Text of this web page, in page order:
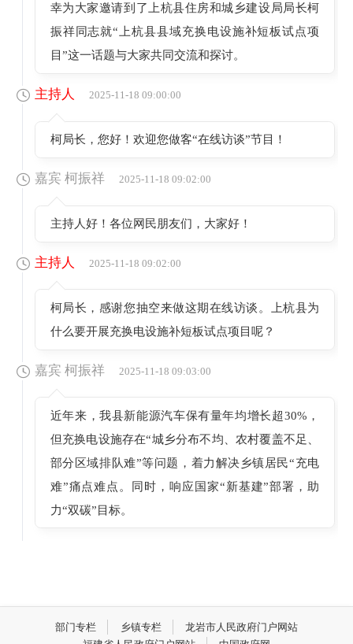
幸为大家邀请到了上杭县住房和城乡建设局局长柯
振祥同志就“上杭县县域充换电设施补短板试点项
目”这一话题与大家共同交流和探讨。
主持人 2025-11-18 09:00:00
柯局长，您好！欢迎您做客“在线访谈”节目！
嘉宾 柯振祥 2025-11-18 09:02:00
主持人好！各位网民朋友们，大家好！
主持人 2025-11-18 09:02:00
柯局长，感谢您抽空来做这期在线访谈。上杭县为
什么要开展充换电设施补短板试点项目呢？
嘉宾 柯振祥 2025-11-18 09:03:00
近年来，我县新能源汽车保有量年均增长超30%，
但充换电设施存在“城乡分布不均、农村覆盖不足、
部分区域排队难”等问题，着力解决乡镇居民“充电
难”痛点难点。同时，响应国家“新基建”部署，助
力“双碳”目标。
部门专栏 乡镇专栏
龙岩市人民政府门户网站